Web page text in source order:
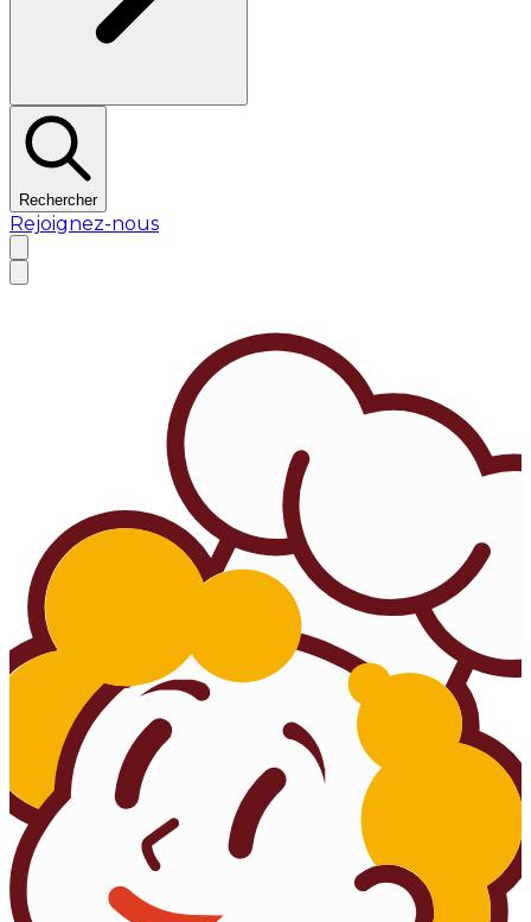
Rechercher
Rejoignez-nous